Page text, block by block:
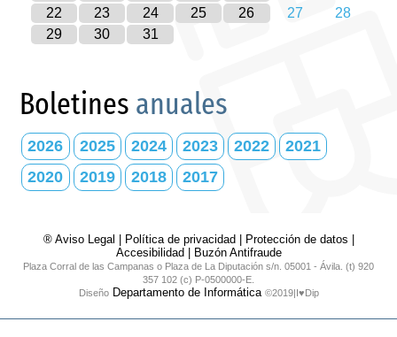
22
23 24 25 26 27
28
29
30 31
Boletines anuales
2026 2025 2024 2023 2022
2021
2020
2019 2018 2017
® Aviso Legal Política de privacidad Protección de datos
Accesibilidad
Buzón Antifraude
Plaza Corral de las Campanas o Plaza de La Diputación s/n. 05001 - Ávila. (t) 920
357 102 (c) P-0500000-E.
DiseñoDepartamento de Informática ©2019|I♥Dip